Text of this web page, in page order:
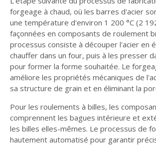
forgeage à chaud, où les barres d'acier
une température d'environ 1 200 °C (2
façonnées en composants de roulement
processus consiste à découper l'acier en
chauffer dans un four, puis à les presser
pour former la forme souhaitée. Le
améliore les propriétés mécaniques de
sa structure de grain et en éliminant la
Pour les roulements à billes, les
comprennent les bagues intérieure et
les billes elles-mêmes. Le processus de
hautement automatisé pour garantir